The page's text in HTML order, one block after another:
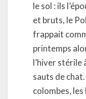
le sol : ils
et bruts, le
frappait
printemps
l’hiver stérile
sauts de
colombes,